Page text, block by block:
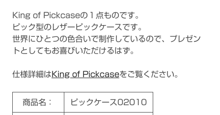
King of Pickcaseの１点ものです。
ピック型のレザーピックケースです。
世界にひとつの色合いで制作しているので、プレゼン
トとしてもお喜びいただけるはず。
仕様詳細はKing of Pickcaseをご覧ください。
商品名： ピックケース02010